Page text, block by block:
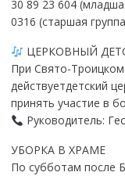
30 89 23 604
0316 (старшая
ЦЕРКОВНЫЙ
При Свято-
действуетдетский
принять участие в
Руководитель:
УБОРКА В ХРАМЕ
По субботам после